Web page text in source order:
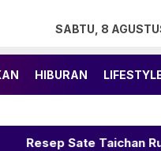
SABTU, 8
HIBURAN
Taichan Rumahan: